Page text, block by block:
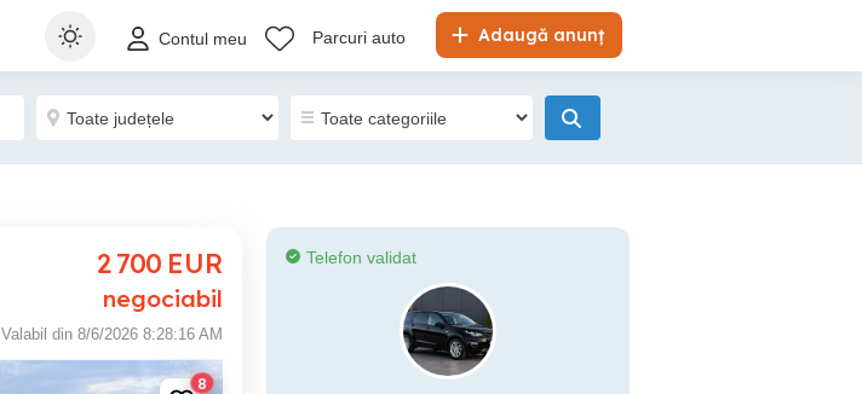
Adaugă anunț
Contul meu Parcuri auto
2 700 EUR
negociabil
Valabil din 8/6/2026 8:28:16 AM
8
Telefon validat